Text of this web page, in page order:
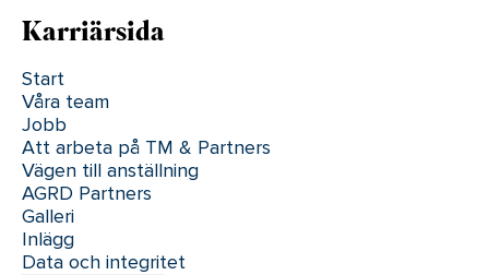
Karriärsida
Start
Våra team
Jobb
Att arbeta på TM & Partners
Vägen till anställning
AGRD Partners
Galleri
Inlägg
Data och integritet